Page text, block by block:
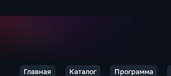
Главная Каталог Программа